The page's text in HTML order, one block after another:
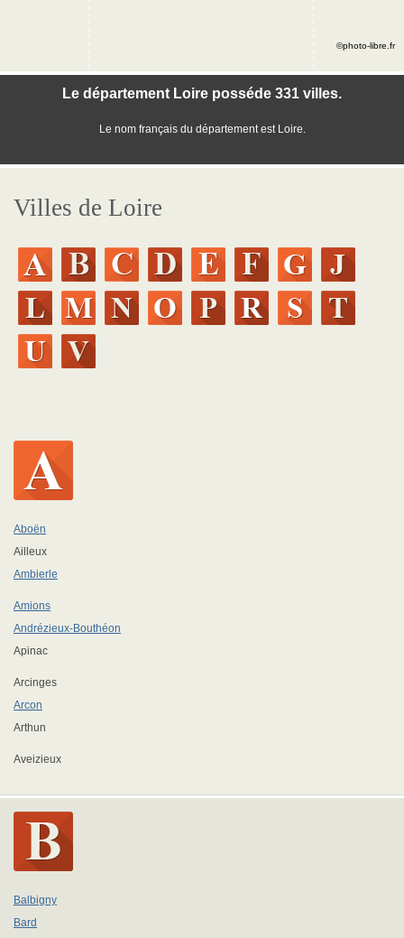
Le département Loire posséde 331 villes.
Le nom français du département est Loire.
©photo-libre.fr
Villes de Loire
Aboën
Ailleux
Ambierle
Amions
Andrézieux-Bouthéon
Apinac
Arcinges
Arcon
Arthun
Aveizieux
Balbigny
Bard